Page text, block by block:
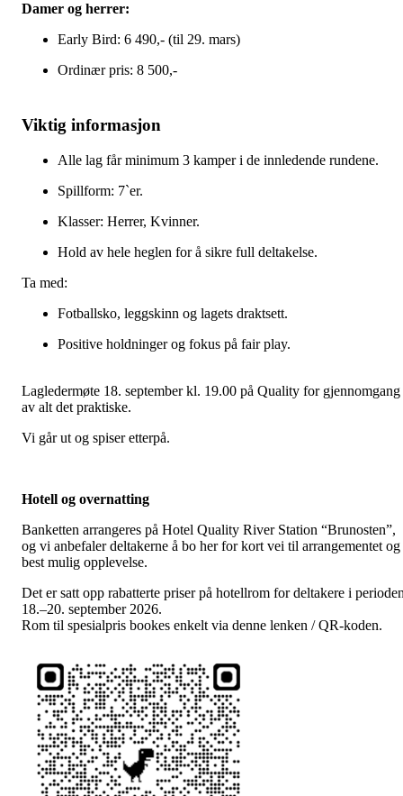
Damer og herrer:
Early Bird: 6 490,- (til 29. mars)
Ordinær pris: 8 500,-
Viktig informasjon
Alle lag får minimum 3 kamper i de innledende rundene.
Spillform: 7`er.
Klasser: Herrer, Kvinner.
Hold av hele heglen for å sikre full deltakelse.
Ta med:
Fotballsko, leggskinn og lagets draktsett.
Positive holdninger og fokus på fair play.
Lagledermøte 18. september kl. 19.00 på Quality for gjennomgang
av alt det praktiske.
Vi går ut og spiser etterpå.
Hotell og overnatting
Banketten arrangeres på Hotel Quality River Station “Brunosten”,
og vi anbefaler deltakerne å bo her for kort vei til arrangementet og
best mulig opplevelse.
Det er satt opp rabatterte priser på hotellrom for deltakere i
18.–20. september 2026.
Rom til spesialpris bookes enkelt via denne lenken / QR-koden.